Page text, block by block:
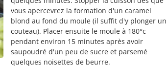
vous apercevrez la formation d'un caramel
blond au fond du moule (il suffit d'y plonger un
couteau). Placer ensuite le moule à 180°c
pendant environ 15 minutes après avoir
saupoudré d'un peu de sucre et parsemé
quelques noisettes de beurre.